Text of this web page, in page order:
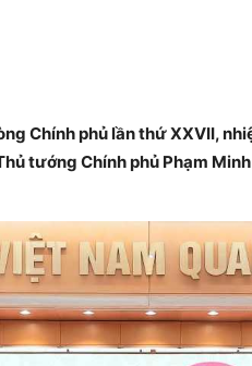
Chính phủ lần thứ XXVII,
tướng Chính phủ Phạm